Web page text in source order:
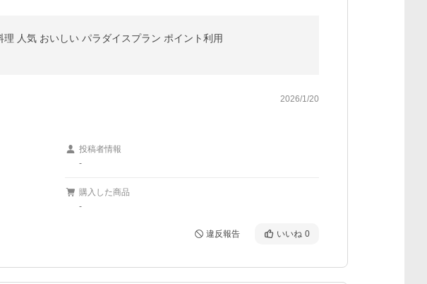
人気 おいしい パラダイスプラン ポイント利用
2026/1/20
投稿者情報
-
購入した商品
-
違反報告 いいね 0